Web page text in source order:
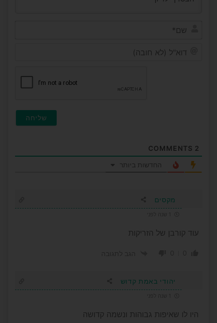
2
החדשות ביותר
מקסים
עוד קורבן של הזריקות
יהודי באמת קדוש
היו לו שאיפות גבוהות ונשמה קדושה